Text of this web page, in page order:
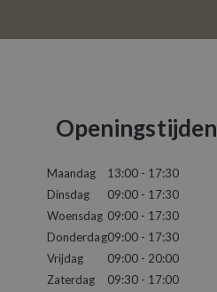
Openingstijden
Maandag
Dinsdag
Woensdag
Donderdag
Vrijdag
Zaterdag
13:00 - 17:30
09:00 - 17:30
09:00 - 17:30
09:00 - 17:30
09:00 - 20:00
09:30 - 17:00